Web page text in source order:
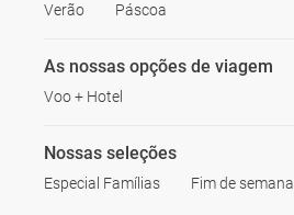
Verão Páscoa
As nossas opções de viagem
Voo + Hotel
Nossas seleções
Especial Famílias Fim de semana